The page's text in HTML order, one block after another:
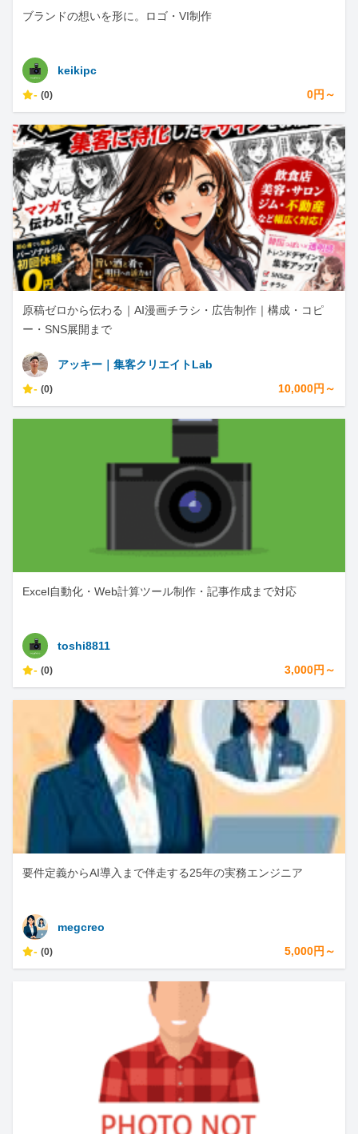
ブランドの想いを形に。ロゴ・VI制作
keikipc
- (0) 0円～
原稿ゼロから伝わる｜AI漫画チラシ・広告制作｜構成・コピ
ー・SNS展開まで
アッキー｜集客クリエイトLab
- (0) 10,000円～
Excel自動化・Web計算ツール制作・記事作成まで対応
toshi8811
- (0) 3,000円～
要件定義からAI導入まで伴走する25年の実務エンジニア
megcreo
- (0) 5,000円～